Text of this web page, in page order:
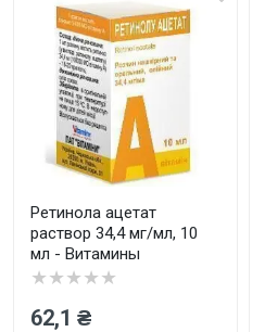
Ретинола ацетат
раствор 34,4 мг/мл, 10
мл - Витамины
★★★★★
62,1 ₴